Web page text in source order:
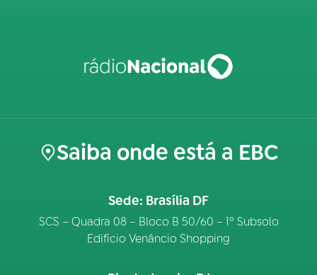
Saiba onde está a EBC
Sede: Brasília DF
SCS – Quadra 08 – Bloco B 50/60 – 1º Subsolo
Edifício Venâncio Shopping